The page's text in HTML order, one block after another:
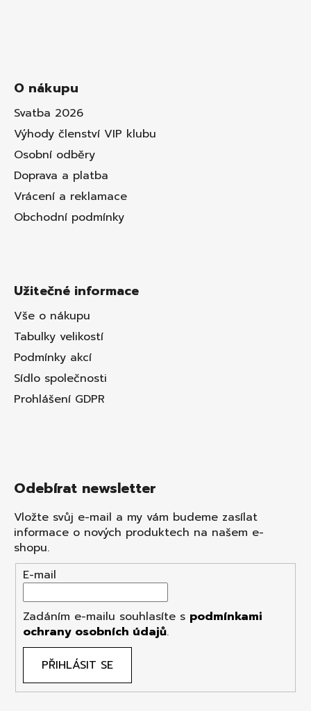
O nákupu
Svatba 2026
Výhody členství VIP klubu
Osobní odběry
Doprava a platba
Vrácení a reklamace
Obchodní podmínky
Užitečné informace
Vše o nákupu
Tabulky velikostí
Podmínky akcí
Sídlo společnosti
Prohlášení GDPR
Odebírat newsletter
Vložte svůj e-mail a my vám budeme zasílat
informace o nových produktech na našem e-
shopu.
E-mail
Zadáním e-mailu souhlasíte s podmínkami
ochrany osobních údajů.
PŘIHLÁSIT SE